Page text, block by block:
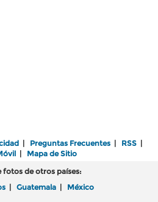
| Preguntas Frecuentes | RSS |
| Mapa de Sitio
fotos de otros países:
| Guatemala | México